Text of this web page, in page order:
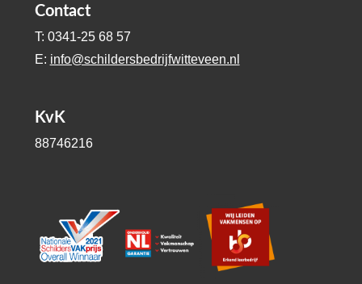
Contact
T: 0341-25 68 57
E: info@schildersbedrijfwitteveen.nl
KvK
88746216